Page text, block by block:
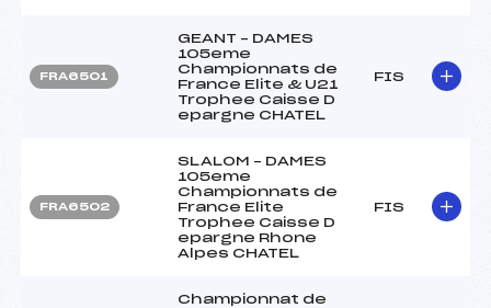
FRA6501
GEANT – DAMES
105eme
Championnats de
France Elite & U21
Trophee Caisse D
epargne CHATEL
FIS
FRA6502
SLALOM – DAMES
105eme
Championnats de
France Elite
Trophee Caisse D
epargne Rhone
Alpes CHATEL
FIS
Championnat de